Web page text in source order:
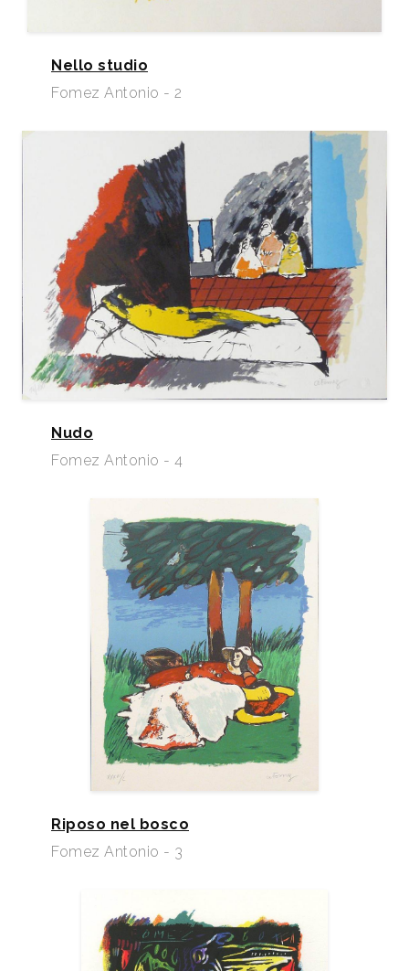
Nello studio
Fomez Antonio - 2
Nudo
Fomez Antonio - 4
Riposo nel bosco
Fomez Antonio - 3